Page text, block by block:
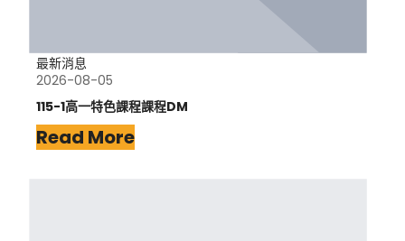
最新消息
2026-08-05
115-1高一特色課程課程DM
Read More